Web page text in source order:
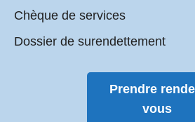
Chèque de services
Dossier de surendettement
Prendre
vous